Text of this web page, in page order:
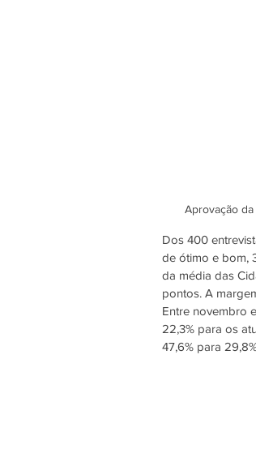
Aprovação
Dos 400
de ótimo e bom,
da média das
pontos. A
Entre novembro
22,3% para os
47,6% para